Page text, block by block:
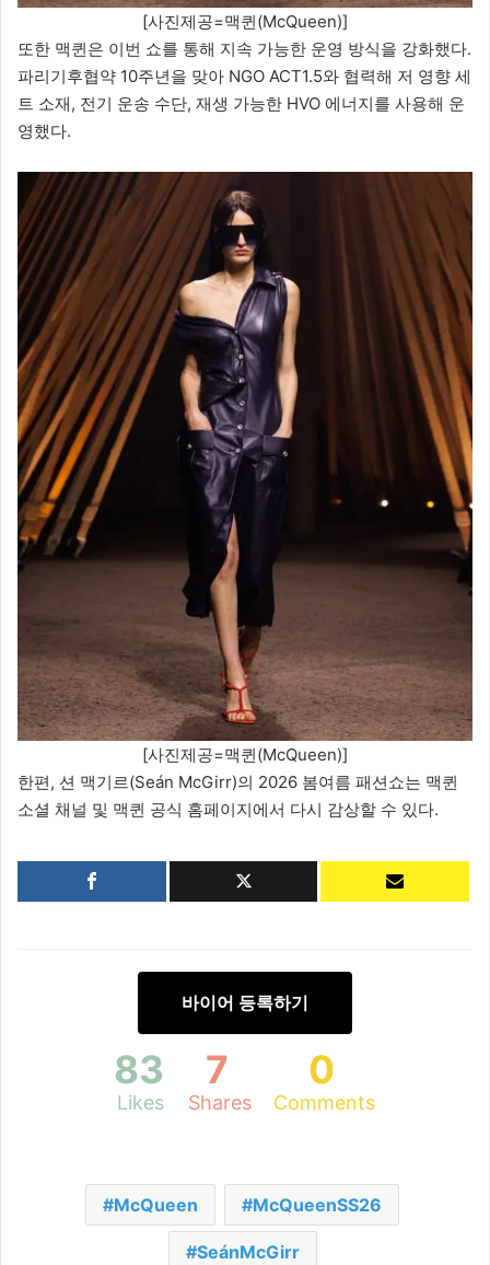
[사진제공=맥퀸(McQueen)]
또한 맥퀸은 이번 쇼를 통해 지속 가능한 운영 방식을 강화했다.
파리기후협약 10주년을 맞아 NGO ACT1.5와 협력해 저 영향 세
트 소재, 전기 운송 수단, 재생 가능한 HVO 에너지를 사용해 운
영했다.
[사진제공=맥퀸(McQueen)]
한편, 션 맥기르(Seán McGirr)의 2026 봄여름 패션쇼는 맥퀸
소셜 채널 및 맥퀸 공식 홈페이지에서 다시 감상할 수 있다.
바이어 등록하기
83
Likes
7
Shares
0
Comments
McQueen McQueenSS26
SeánMcGirr